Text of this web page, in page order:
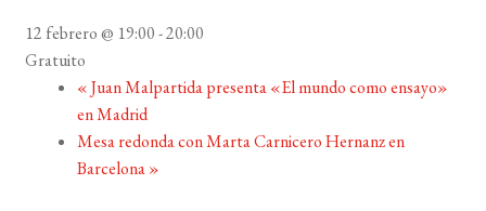
BUSCAR
LISTA DE LIBROS
12 febrero @ 19:00-20:00
Gratuito
«Juan Malpartida presenta «El mundo como ensayo»
en Madrid
Mesa redonda con Marta Carnicero Hernanz en
Barcelona»